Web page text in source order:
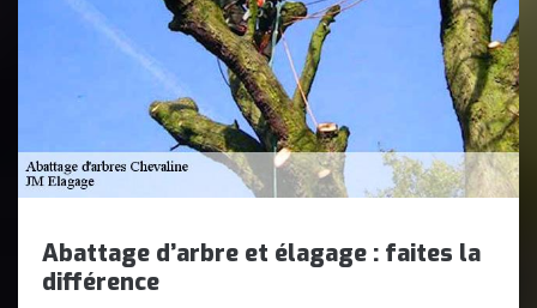
Abattage d’arbre et élagage : faites la
différence